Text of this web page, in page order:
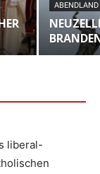
ABENDLAND
liberal-